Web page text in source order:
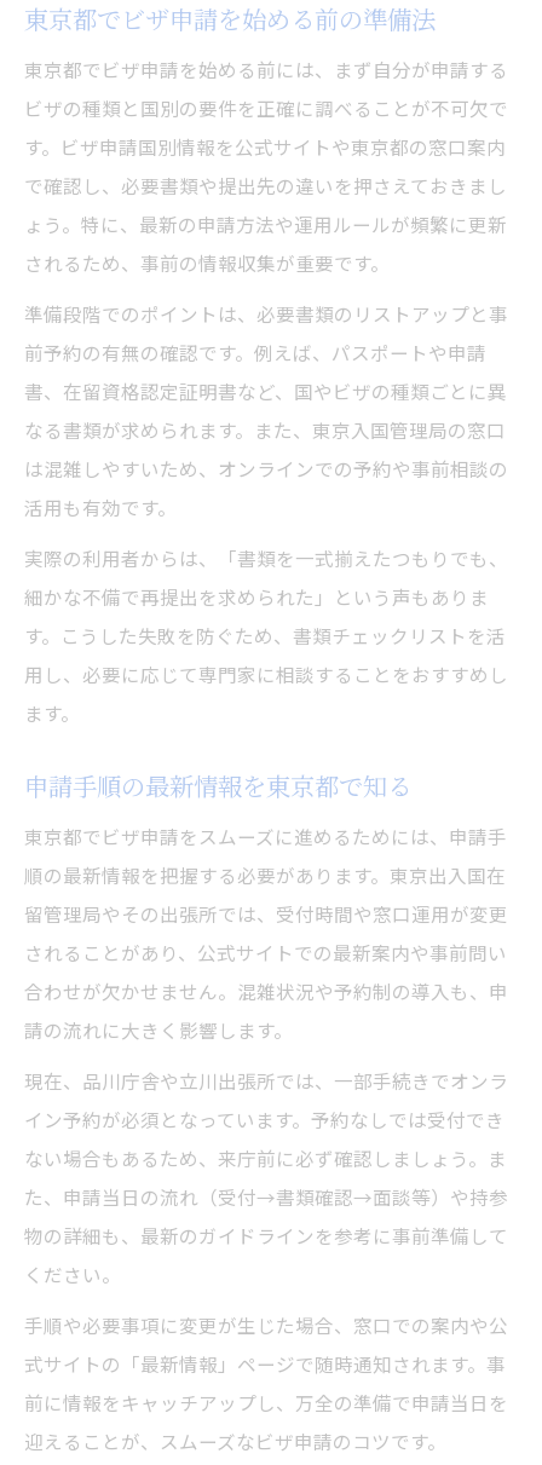
問い合わせで解決するビザ申請の疑問
東京都のビザ申請相談窓口の利用方法
ビザ申請サポートが充実する相談の流れ
東京都でのビザ申請電話問い合わせのコツ
東京都でビザ申請予約システムを活用する
予約システム活用時の注意点と東京都の特
徴
混雑時も安心なビザ申請予約のポイント
東京都でビザ申請を始める前の準備法
東京都でビザ申請を始める前には、まず自分が申請する
ビザの種類と国別の要件を正確に調べることが不可欠で
す。ビザ申請国別情報を公式サイトや東京都の窓口案内
で確認し、必要書類や提出先の違いを押さえておきまし
ょう。特に、最新の申請方法や運用ルールが頻繁に更新
されるため、事前の情報収集が重要です。
準備段階でのポイントは、必要書類のリストアップと事
前予約の有無の確認です。例えば、パスポートや申請
書、在留資格認定証明書など、国やビザの種類ごとに異
なる書類が求められます。また、東京入国管理局の窓口
は混雑しやすいため、オンラインでの予約や事前相談の
活用も有効です。
実際の利用者からは、「書類を一式揃えたつもりでも、
細かな不備で再提出を求められた」という声もありま
す。こうした失敗を防ぐため、書類チェックリストを活
用し、必要に応じて専門家に相談することをおすすめし
ます。
申請手順の最新情報を東京都で知る
東京都でビザ申請をスムーズに進めるためには、申請手
順の最新情報を把握する必要があります。東京出入国在
留管理局やその出張所では、受付時間や窓口運用が変更
されることがあり、公式サイトでの最新案内や事前問い
合わせが欠かせません。混雑状況や予約制の導入も、申
請の流れに大きく影響します。
現在、品川庁舎や立川出張所では、一部手続きでオンラ
イン予約が必須となっています。予約なしでは受付でき
ない場合もあるため、来庁前に必ず確認しましょう。ま
た、申請当日の流れ（受付→書類確認→面談等）や持参
物の詳細も、最新のガイドラインを参考に事前準備して
ください。
手順や必要事項に変更が生じた場合、窓口での案内や公
式サイトの「最新情報」ページで随時通知されます。事
前に情報をキャッチアップし、万全の準備で申請当日を
迎えることが、スムーズなビザ申請のコツです。